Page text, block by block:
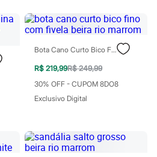
Bota Cano Curto Bico Fino Com Fivela Beira Rio Marrom
R$ 219,99R$ 249,99
30% OFF - CUPOM 8DO8
Exclusivo Digital